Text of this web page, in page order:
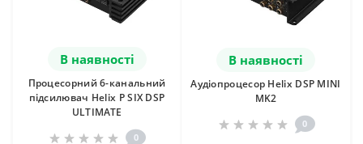
В наявності
Процесорний 6-канальний
підсилювач Helix P SIX DSP
ULTIMATE
0
В наявності
Аудіопроцесор Helix DSP MINI
MK2
0